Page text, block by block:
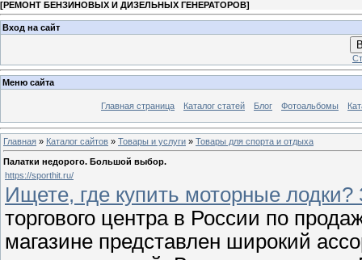
[РЕМОНТ БЕНЗИНОВЫХ И ДИЗЕЛЬНЫХ ГЕНЕРАТОРОВ]
Вход на сайт
Меню сайта
Главная страница Каталог статей Блог Фотоальбомы
Главная » Каталог сайтов » Товары и услуги » Товары для спорта и отдыха
Палатки недорого. Большой выбор.
https://sporthit.ru/
Ищете, где купить моторные лодки?
торгового центра в России по
магазине представлен широкий